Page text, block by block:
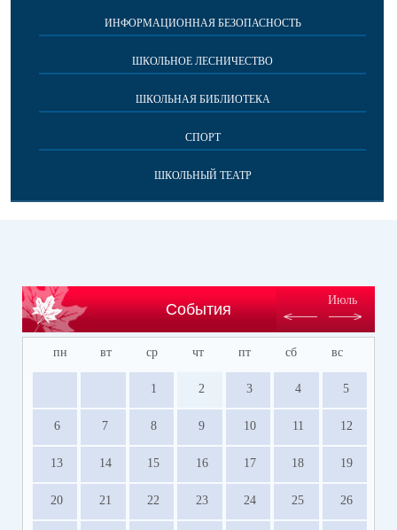
ИНФОРМАЦИОННАЯ БЕЗОПАСНОСТЬ
ШКОЛЬНОЕ ЛЕСНИЧЕСТВО
ШКОЛЬНАЯ БИБЛИОТЕКА
СПОРТ
ШКОЛЬНЫЙ ТЕАТР
События
Июль
пн вт ср чт пт сб вс
1 2 3 4 5
6 7 8 9 10 11 12
13 14 15 16 17 18 19
20 21 22 23 24 25 26